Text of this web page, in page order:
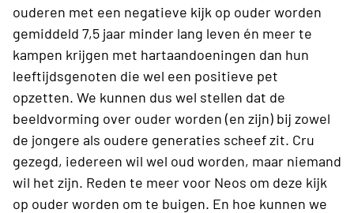
ouderen met een negatieve kijk op ouder worden
gemiddeld 7,5 jaar minder lang leven én meer te
kampen krijgen met hartaandoeningen dan hun
leeftijdsgenoten die wel een positieve pet
opzetten. We kunnen dus wel stellen dat de
beeldvorming over ouder worden (en zijn) bij zowel
de jongere als oudere generaties scheef zit. Cru
gezegd, iedereen wil wel oud worden, maar niemand
wil het zijn. Reden te meer voor Neos om deze kijk
op ouder worden om te buigen. En hoe kunnen we